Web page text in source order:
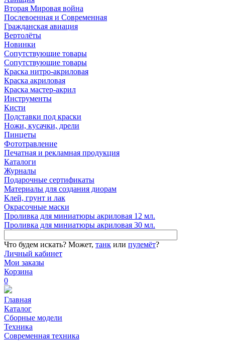
Вторая Мировая война
Послевоенная и Современная
Гражданская авиация
Вертолёты
Новинки
Сопутствующие товары
Сопутствующие товары
Краска нитро-акриловая
Краска акриловая
Краска мастер-акрил
Инструменты
Кисти
Подставки под краски
Ножи, кусачки, дрели
Пинцеты
Фототравление
Печатная и рекламная продукция
Каталоги
Журналы
Подарочные сертификаты
Материалы для создания диорам
Клей, грунт и лак
Окрасочные маски
Проливка для миниатюры акриловая 12 мл.
Проливка для миниатюры акриловая 30 мл.
Что будем искать? Может, танк или пулемёт?
Личный кабинет
Мои заказы
Корзина
0
Главная
Каталог
Сборные модели
Техника
Современная техника